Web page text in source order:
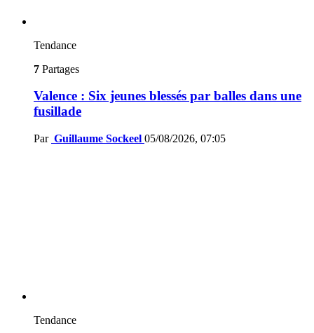
Tendance
7 Partages
Valence : Six jeunes blessés par balles dans une
fusillade
Par Guillaume Sockeel 05/08/2026, 07:05
Tendance